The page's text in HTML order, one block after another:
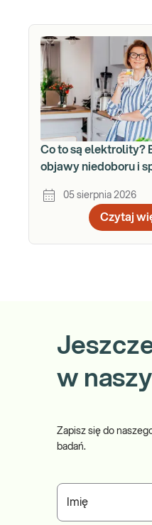
Co to są elektrolity?
objawy niedoboru i
05 sierpnia 2026
Czytaj
w
Zapisz się do
badań.
Imię